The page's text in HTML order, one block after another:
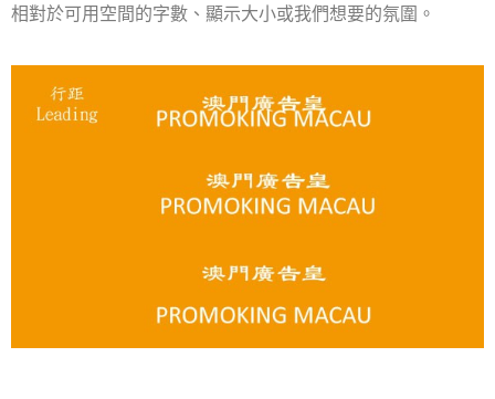
相對於可用空間的字數、顯示大小或我們想要的氛圍。